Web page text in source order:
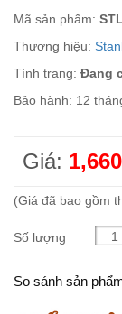
Mã sản phẩm:
Thương hiệu:
Tình trạng: Đang
Bảo hành: 12
Giá:
(Giá đã bao gồm
Số lượng
So sánh sản